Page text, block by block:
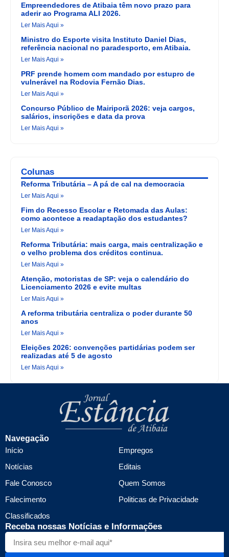
Empreendedores de Atibaia têm novo prazo para
aderir ao Programa ALI 2026.
Ler Mais Aqui »
Ministro do Esporte visita Instituto Daniel Dias,
referência nacional no paradesporto, em Atibaia.
Ler Mais Aqui »
PRF prende homem com mandado por estupro de
vulnerável na Rodovia Fernão Dias.
Ler Mais Aqui »
Concurso Público de Mairiporã 2026: veja cargos,
salários, inscrições e data da prova
Ler Mais Aqui »
Colunas
Reforma Tributária – A pá de cal na democracia
Ler Mais Aqui »
Fim do Recesso Escolar e Retomada das Aulas:
como acontece a readaptação dos estudantes?
Ler Mais Aqui »
Reforma Tributária: mais carga, mais centralização e
o velho problema dos créditos continua.
Ler Mais Aqui »
Atenção, motoristas de SP: veja o calendário do
Licenciamento 2026 e evite multas
Ler Mais Aqui »
A reforma tributária centraliza o poder durante 50
anos
Ler Mais Aqui »
Eleições 2026: convenções partidárias podem ser
realizadas até 5 de agosto
Ler Mais Aqui »
Navegação
Início
Notícias
Fale Conosco
Falecimento
Classificados
Empregos
Editais
Quem Somos
Politicas de Privacidade
Receba nossas Notícias e Informações